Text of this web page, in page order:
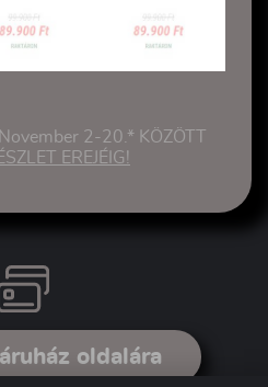
2-20.* KÖZÖTT
EREJÉIG!
oldalára